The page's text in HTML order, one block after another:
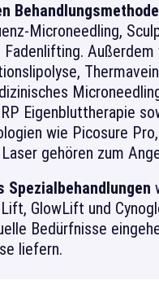
Microneedling,
Fadenlifting.
Eigenbluttherapie
wie Picosure
Laser gehören zum
GlowLift und
Bedürfnisse
liefern.